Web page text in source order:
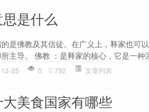
是什么
是佛教及其信徒。在广义上，释家也可
主导。 佛教 ：是释家的核心，它是一种
12-25 0 792 文章列表
美食国家有哪些